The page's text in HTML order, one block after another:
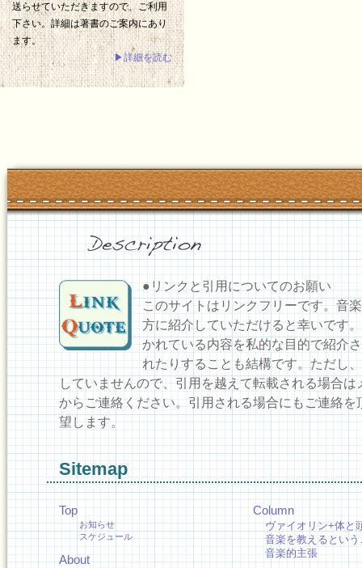
送らせていただきますので、ご利用
下さい。詳細は著書のご案内にあり
ます。
▶詳細を読む
●リンクと引用についてのお願い
このサイトはリンクフリーです。音
方に紹介していただけると幸いです
かれている内容を私的な目的で紹介
れたりすることも結構です。ただし
していませんので、引用を越えて転載される場合は
からご連絡ください。引用される場合にもご連絡を
望します。
Sitemap
Top
お知らせ
スケジュール
About
Column
ヴァイオリン+体と
音楽を教えるという
音楽的主張